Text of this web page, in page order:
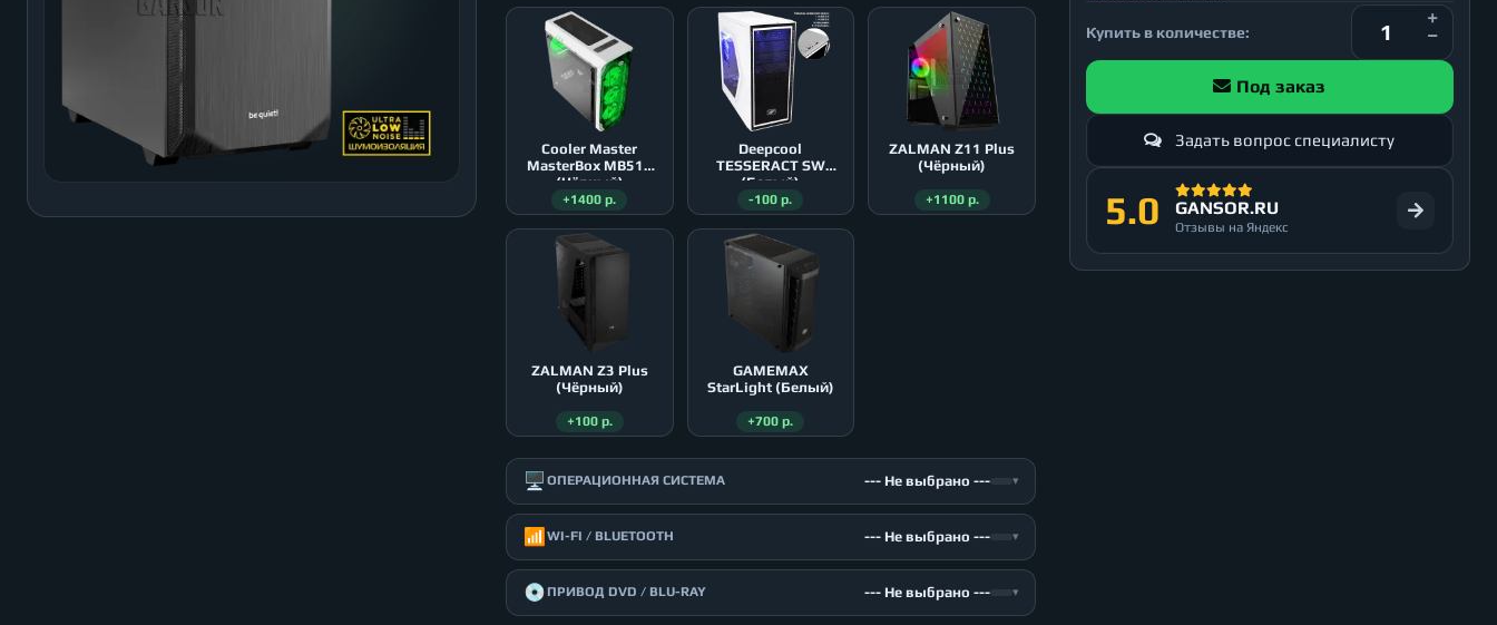
Cooler Master
MasterBox MB511
(Чёрный)
+1400 р.
Deepcool
TESSERACT SW
(Белый)
-100 р.
ZALMAN Z11 Plus
(Чёрный)
+1100 р.
ZALMAN Z3 Plus
(Чёрный)
+100 р.
GAMEMAX
StarLight (Белый)
+700 р.
🖥️ ОПЕРАЦИОННАЯ СИСТЕМА --- Не выбрано --- ▾
📶 WI-FI / BLUETOOTH --- Не выбрано --- ▾
💿 ПРИВОД DVD / BLU-RAY --- Не выбрано --- ▾
Купить в количестве:
Под заказ
Задать вопрос специалисту
5.0 GANSOR.RU
Отзывы на Яндекс